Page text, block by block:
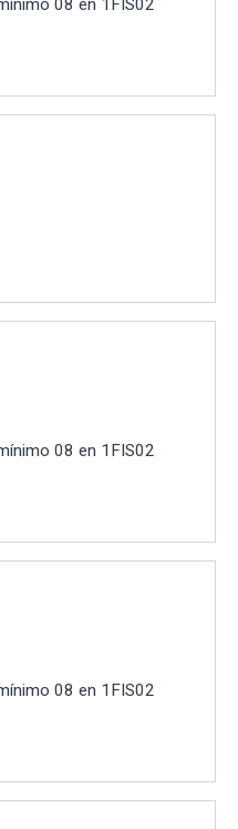
08 en 1FIS02
08 en 1FIS02
08 en 1FIS02